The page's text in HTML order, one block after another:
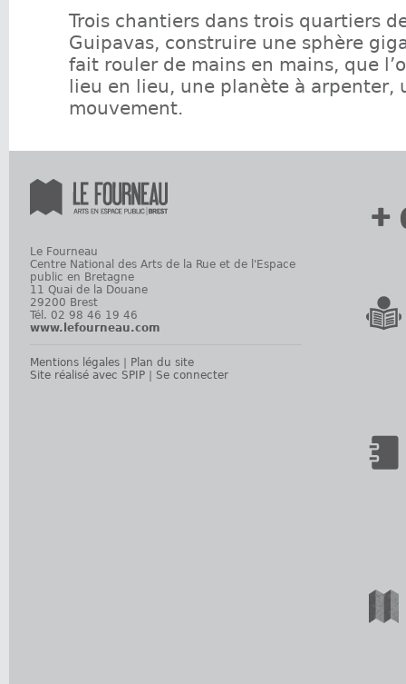
Trois chantiers dans trois quartiers
Guipavas, construire une sphère
fait rouler de mains en mains, que
lieu en lieu, une planète à arpenter,
mouvement.
Le Fourneau
Centre National des Arts de la Rue et de l'Espace
public en Bretagne
11 Quai de la Douane
29200 Brest
Tél. 02 98 46 19 46
www.lefourneau.com
Mentions légales | Plan du site
Site réalisé avec SPIP | Se connecter
+